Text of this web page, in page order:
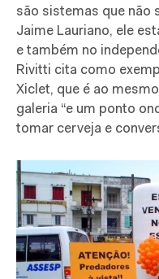
são sistemas que não
Jaime Lauriano, ele
e também no
Rivitti cita como
Xiclet, que é ao
galeria “e um ponto
tomar cerveja e